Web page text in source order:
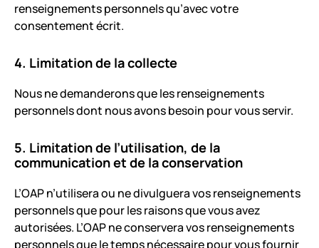
renseignements personnels qu’avec votre
consentement écrit.
4. Limitation de la collecte
Nous ne demanderons que les renseignements
personnels dont nous avons besoin pour vous servir.
5. Limitation de l’utilisation, de la
communication et de la conservation
L’OAP n’utilisera ou ne divulguera vos renseignements
personnels que pour les raisons que vous avez
autorisées. L’OAP ne conservera vos renseignements
personnels que le temps nécessaire pour vous fournir